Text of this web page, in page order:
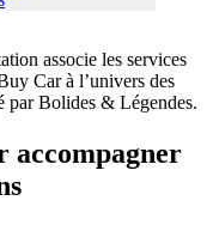
associe les services
Car à l’univers des
par Bolides & Légendes.
accompagner